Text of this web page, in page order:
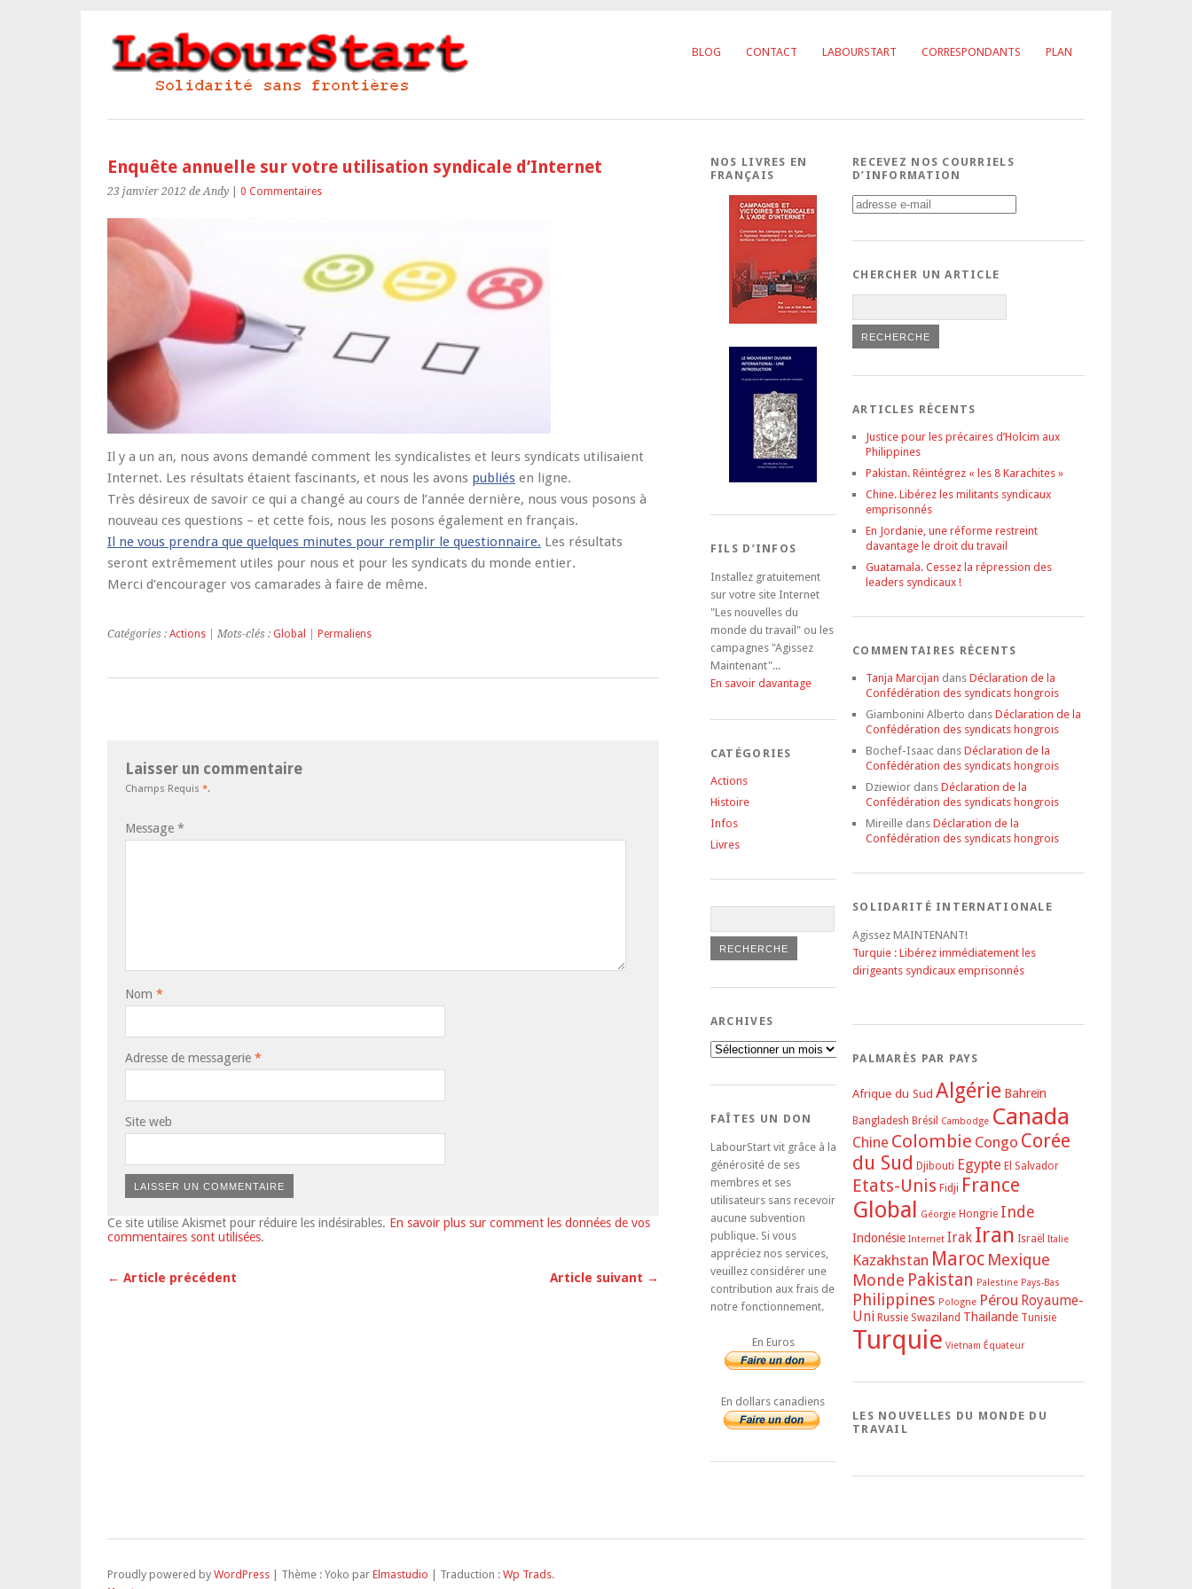
BLOG CONTACT LABOURSTART CORRESPONDANTS PLAN
Enquête annuelle sur votre utilisation syndicale d’Internet
23 janvier 2012 de Andy 0 Commentaires
Il y a un an, nous avons demandé comment les syndicalistes et leurs syndicats utilisaient
Internet. Les résultats étaient fascinants, et nous les avons publiés en ligne.
Très désireux de savoir ce qui a changé au cours de l’année dernière, nous vous posons à
nouveau ces questions – et cette fois, nous les posons également en français.
Il ne vous prendra que quelques minutes pour remplir le questionnaire. Les résultats
seront extrêmement utiles pour nous et pour les syndicats du monde entier.
Merci d’encourager vos camarades à faire de même.
Catégories : Actions | Mots-clés : Global Permaliens
Laisser un commentaire
Champs Requis *.
Message *
Nom *
Adresse de messagerie *
Site web
Ce site utilise Akismet pour réduire les indésirables. En savoir plus sur comment les données de vos
commentaires sont utilisées.
← Article précédent Article suivant →
NOS LIVRES EN
FRANÇAIS
FILS D’INFOS
Installez gratuitement
sur votre site Internet
"Les nouvelles du
monde du travail" ou les
campagnes "Agissez
Maintenant"...
En savoir davantage
CATÉGORIES
Actions
Histoire
Infos
Livres
ARCHIVES
Archives
FAÎTES UN DON
LabourStart vit grâce à la
générosité de ses
membres et ses
utilisateurs sans recevoir
aucune subvention
publique. Si vous
appréciez nos services,
veuillez considérer une
contribution aux frais de
notre fonctionnement.
En Euros
En dollars canadiens
RECEVEZ NOS COURRIELS
D’INFORMATION
CHERCHER UN ARTICLE
ARTICLES RÉCENTS
Justice pour les précaires d’Holcim aux
Philippines
Pakistan. Réintégrez « les 8 Karachites »
Chine. Libérez les militants syndicaux
emprisonnés
En Jordanie, une réforme restreint
davantage le droit du travail
Guatamala. Cessez la répression des
leaders syndicaux !
COMMENTAIRES RÉCENTS
Tanja Marcijan dans Déclaration de la
Confédération des syndicats hongrois
Giambonini Alberto dans Déclaration de la
Confédération des syndicats hongrois
Bochef-Isaac dans Déclaration de la
Confédération des syndicats hongrois
Dziewior dans Déclaration de la
Confédération des syndicats hongrois
Mireille dans Déclaration de la
Confédération des syndicats hongrois
SOLIDARITÉ INTERNATIONALE
Agissez MAINTENANT!
Turquie : Libérez immédiatement les
dirigeants syndicaux emprisonnés
PALMARÈS PAR PAYS
Afrique du Sud Algérie Bahreïn
Bangladesh Brésil Cambodge Canada
Chine Colombie Congo Corée
du Sud Djibouti Egypte El Salvador
Etats-Unis Fidji France
Global Géorgie Hongrie Inde
Indonésie Internet Irak Iran Israël Italie
Kazakhstan Maroc Mexique
Monde Pakistan Palestine Pays-Bas
Philippines Pologne Pérou Royaume-
Uni Russie Swaziland Thailande Tunisie
Turquie Vietnam Équateur
LES NOUVELLES DU MONDE DU
TRAVAIL
Proudly powered by WordPress Thème : Yoko par Elmastudio | Traduction : Wp Trads.